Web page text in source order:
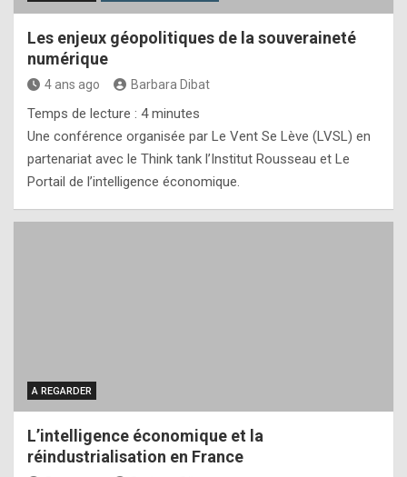
Les enjeux géopolitiques de la souveraineté
numérique
4 ans ago Barbara Dibat
Temps de lecture : 4 minutes
Une conférence organisée par Le Vent Se Lève (LVSL) en
partenariat avec le Think tank l’Institut Rousseau et Le
Portail de l’intelligence économique.
A REGARDER
L’intelligence économique et la
réindustrialisation en France